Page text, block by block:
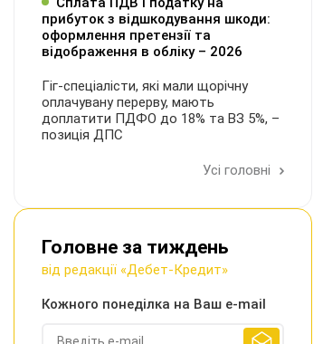
прибуток з відшкодування шкоди:
оформлення претензії та
відображення в обліку – 2026
Гіг-спеціалісти, які мали щорічну
оплачувану перерву, мають
доплатити ПДФО до 18% та ВЗ 5%, –
позиція ДПС
Усі головні
Головне за тиждень
від редакції «Дебет-Кредит»
Кожного понеділка на Ваш e-mail